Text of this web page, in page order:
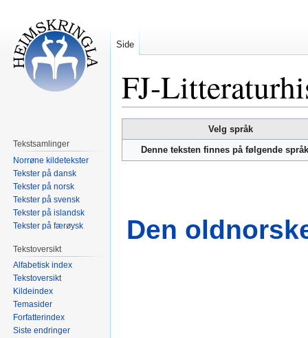
FJ-
til
navigering
til
Velg språk
Denne teksten finnes på følgende
Den
Side
Tekstsamlinger
Norrøne kildetekster
Tekster på dansk
Tekster på norsk
Tekster på svensk
Tekster på islandsk
Tekster på færøysk
Tekstoversikt
Alfabetisk index
Tekstoversikt
Kildeindex
Temasider
Forfatterindex
Siste endringer